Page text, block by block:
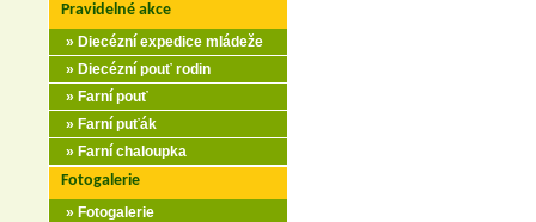
Pravidelné akce
» Diecézní expedice mládeže
» Diecézní pouť rodin
» Farní pouť
» Farní puťák
» Farní chaloupka
Fotogalerie
» Fotogalerie